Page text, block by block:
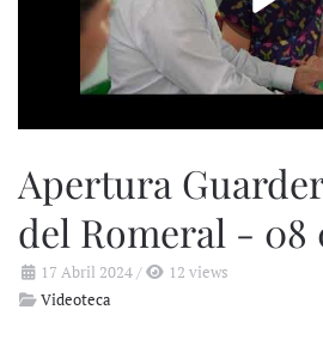
Apertura
del Romeral - 08
17 Abril 2024/
12 views
Videoteca